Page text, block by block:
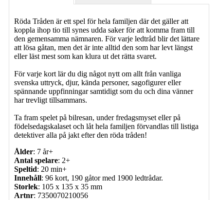
Röda Tråden är ett spel för hela familjen där det gäller att
koppla ihop tio till synes udda saker för att komma fram till
den gemensamma nämnaren. För varje ledtråd blir det lättare
att lösa gåtan, men det är inte alltid den som har levt längst
eller läst mest som kan klura ut det rätta svaret.
För varje kort lär du dig något nytt om allt från vanliga
svenska uttryck, djur, kända personer, sagofigurer eller
spännande uppfinningar samtidigt som du och dina vänner
har trevligt tillsammans.
Ta fram spelet på bilresan, under fredagsmyset eller på
födelsedagskalaset och låt hela familjen förvandlas till listiga
detektiver alla på jakt efter den röda tråden!
Ålder: 7 år+
Antal spelare: 2+
Speltid: 20 min+
Innehåll: 96 kort, 190 gåtor med 1900 ledtrådar.
Storlek: 105 x 135 x 35 mm
Artnr: 7350070210056